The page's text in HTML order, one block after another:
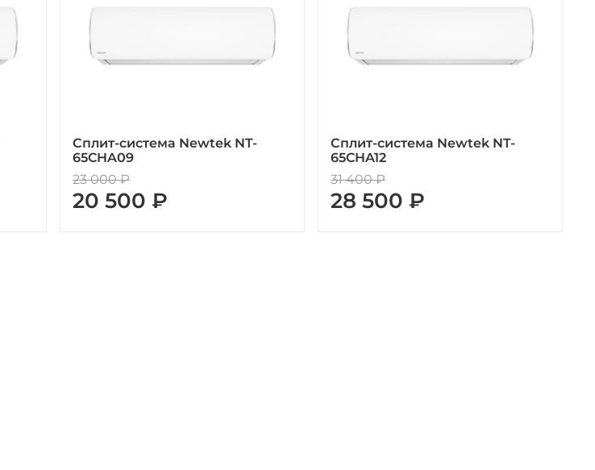
Сплит-система Newtek NT-
65CHA09
23 000 ₽
20 500 ₽
Сплит-система Newtek NT-
65CHA12
31 400 ₽
28 500 ₽